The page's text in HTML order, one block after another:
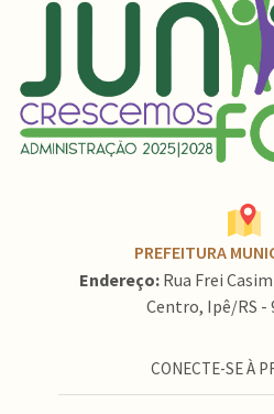
PREFEITURA
Endereço: Rua Frei
Centro, Ipê/RS -
CONECTE-SE À